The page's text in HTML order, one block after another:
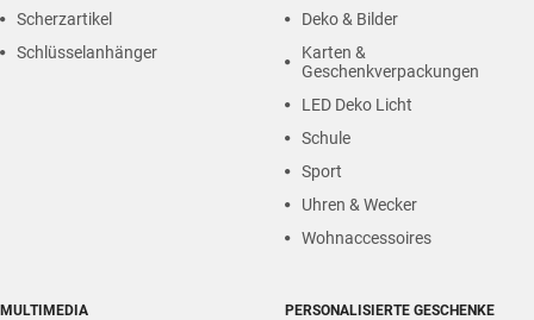
Scherzartikel
Schlüsselanhänger
Deko & Bilder
Karten &
Geschenkverpackungen
LED Deko Licht
Schule
Sport
Uhren & Wecker
Wohnaccessoires
MULTIMEDIA PERSONALISIERTE GESCHENKE